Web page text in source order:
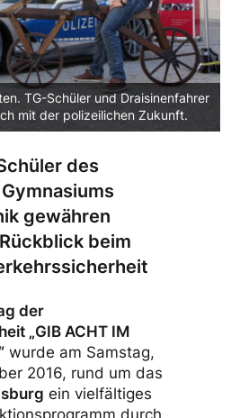
TG-Schüler und Draisinenfahrer
mit der polizeilichen Zukunft.
des
gewähren
beim
der
„GIB ACHT IM
wurde am Samstag,
2016, rund um das
ein vielfältiges
durch